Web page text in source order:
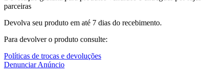
parceiras
Devolva seu produto em até 7 dias do recebimento.
Para devolver o produto consulte:
Políticas de trocas e devoluções
Denunciar Anúncio